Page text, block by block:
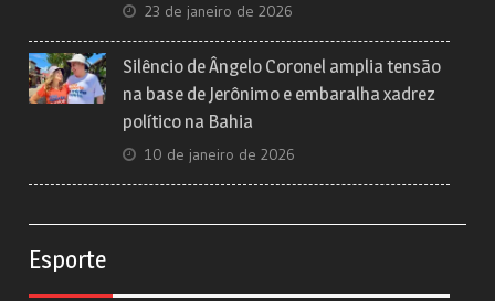
23 de janeiro de 2026
Silêncio de Ângelo Coronel amplia tensão
na base de Jerônimo e embaralha xadrez
político na Bahia
10 de janeiro de 2026
Esporte